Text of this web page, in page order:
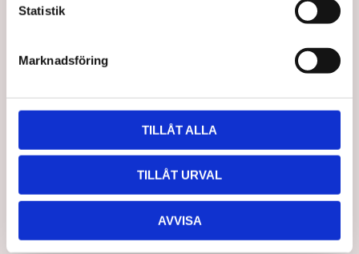
Statistik
Marknadsföring
TILLÅT ALLA
TILLÅT URVAL
AVVISA
Taj Mahal Hair & Beauty AB
Taj Mahal är Nordens första löshårsbutik med ett brett
oss arbetar experter inom extensions & produkter, allt för
att du ska få den bästa hjälpen när du handlar.